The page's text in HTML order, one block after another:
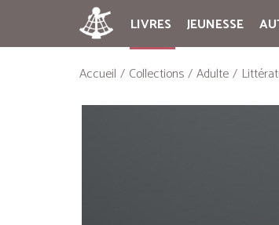
LIVRES JEUNESSE
Accueil Collections Adulte